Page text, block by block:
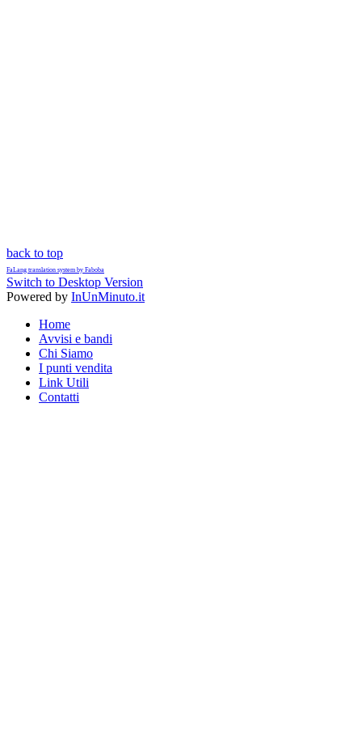
back to top
FaLang translation system by Faboba
Switch to Desktop Version
Powered by InUnMinuto.it
Home
Avvisi e bandi
Chi Siamo
I punti vendita
Link Utili
Contatti